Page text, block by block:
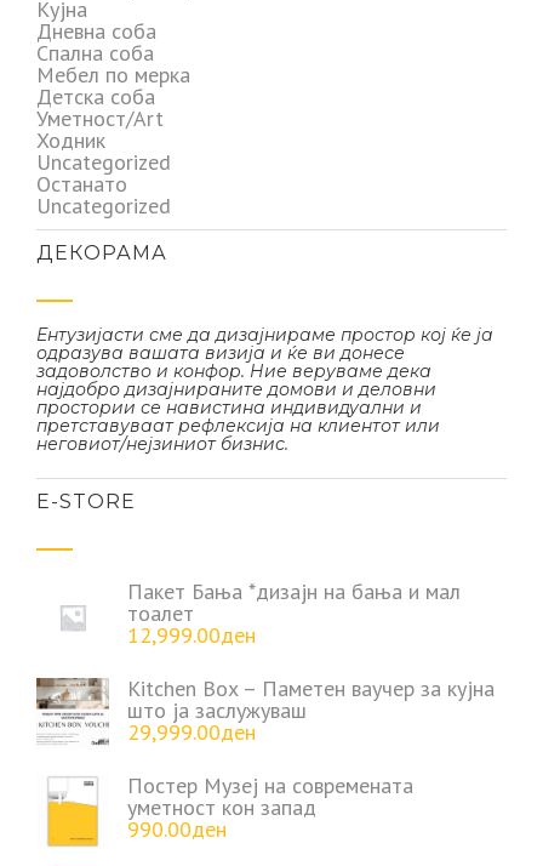
Кујна
Дневна соба
Спална соба
Мебел по мерка
Детска соба
Уметност/Art
Ходник
Uncategorized
Останато
Uncategorized
ДЕКОРАМА
Ентузијасти сме да дизајнираме простор кој ќе ја
одразува вашата визија и ќе ви донесе
задоволство и конфор. Ние веруваме дека
најдобро дизајнираните домови и деловни
простории се навистина индивидуални и
претставуваат рефлексија на клиентот или
неговиот/нејзиниот бизнис.
Е-STORE
Пакет Бања *дизајн на бања и мал
тоалет
12,999.00ден
Kitchen Box – Паметен ваучер за кујна
што ја заслужуваш
29,999.00ден
Постер Музеј на современата
уметност кон запад
990.00ден